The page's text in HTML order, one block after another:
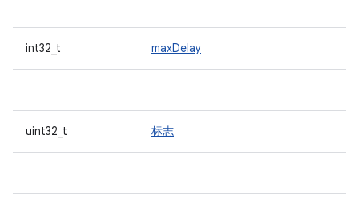
int32_t maxDelay
uint32_t 标志